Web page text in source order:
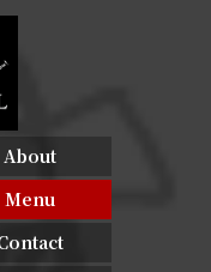
About
Menu